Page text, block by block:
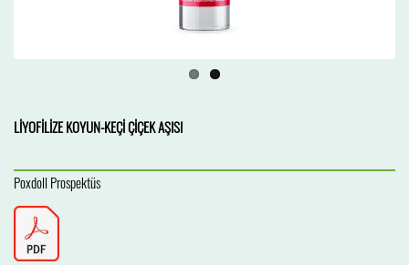
LİYOFİLİZE KOYUN-KEÇİ ÇİÇEK AŞISI
Poxdoll Prospektüs